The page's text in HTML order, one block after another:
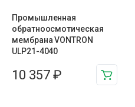
Промышленная
обратноосмотическая
мембрана VONTRON
ULP21-4040
10 357 ₽